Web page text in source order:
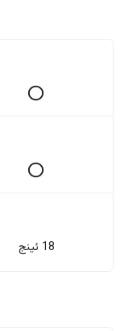
18 ئینج